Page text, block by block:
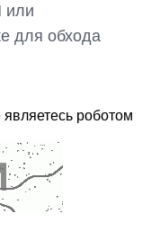
или
для обхода
роботом